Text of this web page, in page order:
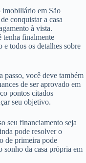
imobiliário em São
conquistar a casa
à vista.
tenha finalmente
todos os detalhes sobre
passo, você deve também
de ser aprovado em
pontos citados
seu objetivo.
seu financiamento seja
pode resolver o
de primeira pode
sonho da casa própria em